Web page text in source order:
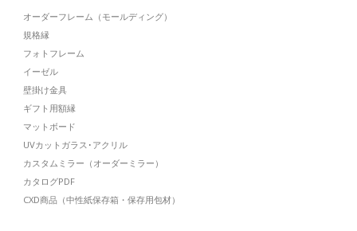
オーダーフレーム（モールディング）
規格縁
フォトフレーム
イーゼル
壁掛け金具
ギフト用額縁
マットボード
UVカットガラス･アクリル
カスタムミラー（オーダーミラー）
カタログPDF
CXD商品（中性紙保存箱・保存用包材）